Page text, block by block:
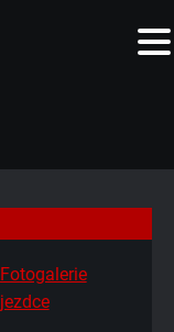
Fotogalerie
jezdce